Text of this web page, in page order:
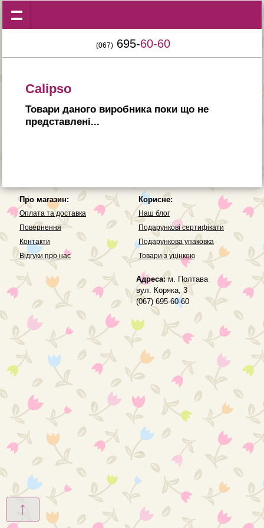
(067) 695-60-60
Calipso
Товари даного виробника поки що не
представленi...
↑
Про магазин:
Оплата та доставка
Повернення
Контакти
Вiдгуки про нас
Корисне:
Наш блог
Подарункові сертифікати
Подарункова упаковка
Товари з уцінкою
Адреса:м. Полтава
вул. Коряка, 3
(067) 695-60-60